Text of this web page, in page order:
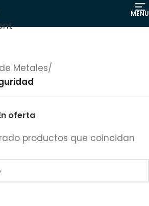
MENU
Metales/
oferta
productos que coincidan